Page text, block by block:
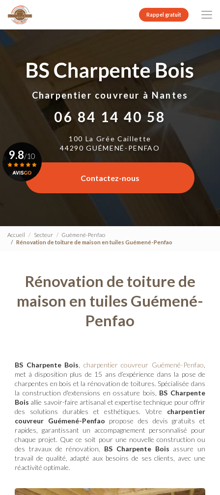
contenu
principal
Rappel gratuit
Charpentier couvreur à Nantes
06 84 14 40 58
100 La Grée Caillette
44290 GUÉMENÉ-PENFAO
Contactez-nous
9.8/10
Voir le certificat
Accueil Secteur
Guémené-Penfao
Rénovation de toiture de maison en tuiles Guémené-Penfao
Rénovation de toiture de
maison en tuiles Guémené-
Penfao
BS Charpente Bois charpentier couvreur Guémené-Penfao
met à disposition plus de 15 ans d’expérience dans la pose de
charpentes en bois et la rénovation de toitures. Spécialisée dans
la construction d'extensions en ossature bois, BS Charpente
Bois allie savoir-faire artisanal et expertise technique pour offrir
des solutions durables et esthétiques. Votre charpentier
couvreur Guémené-Penfao propose des devis gratuits et
rapides, garantissant un accompagnement personnalisé pour
chaque projet. Que ce soit pour une nouvelle construction ou
des travaux de rénovation, BS Charpente Bois assure un
travail de qualité, adapté aux besoins de ses clients, avec une
réactivité optimale.